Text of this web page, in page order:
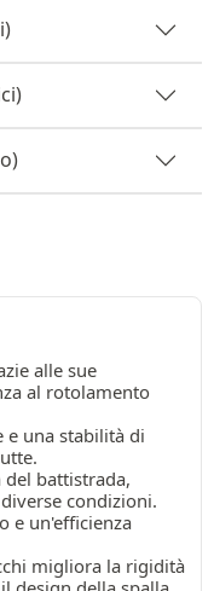
alle sue
al rotolamento
e una stabilità di
del battistrada,
condizioni.
e un'efficienza
migliora la rigidità